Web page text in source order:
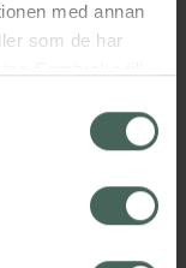
med annan
som de har
påverkar inte
återkallelsen.
Visa